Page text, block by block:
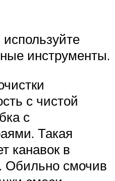
инструменты.
с чистой
с
Такая
канавок в
Обильно смочив